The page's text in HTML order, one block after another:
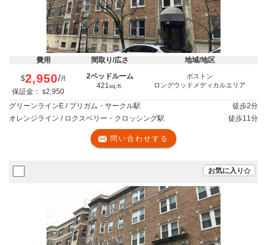
費用 間取り/広さ 地域/地区
$2,950/月
保証金： $2,950
2ベッドルーム
421sq.ft.
ボストン
ロングウッドメディカルエリア
グリーンラインE / ブリガム・サークル駅 徒歩2分
オレンジライン / ロクスベリー・クロッシング駅
徒歩11分
問い合わせする
お気に入り